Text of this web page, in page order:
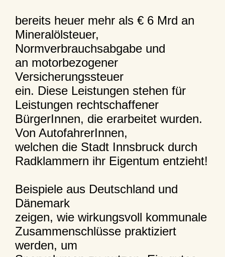
bereits heuer mehr als € 6 Mrd an
Mineralölsteuer,
Normverbrauchsabgabe und
an motorbezogener
Versicherungssteuer
ein. Diese Leistungen stehen für
Leistungen rechtschaffener
BürgerInnen, die erarbeitet wurden.
Von AutofahrerInnen,
welchen die Stadt Innsbruck durch
Radklammern ihr Eigentum entzieht!
Beispiele aus Deutschland und
Dänemark
zeigen, wie wirkungsvoll kommunale
Zusammenschlüsse praktiziert
werden, um